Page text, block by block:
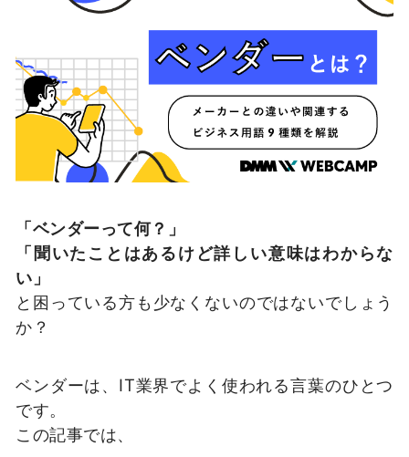
「ベンダーって何？」
「聞いたことはあるけど詳しい意味はわからな
い」
と困っている方も少なくないのではないでしょう
か？
ベンダーは、IT業界でよく使われる言葉のひとつ
です。
この記事では、